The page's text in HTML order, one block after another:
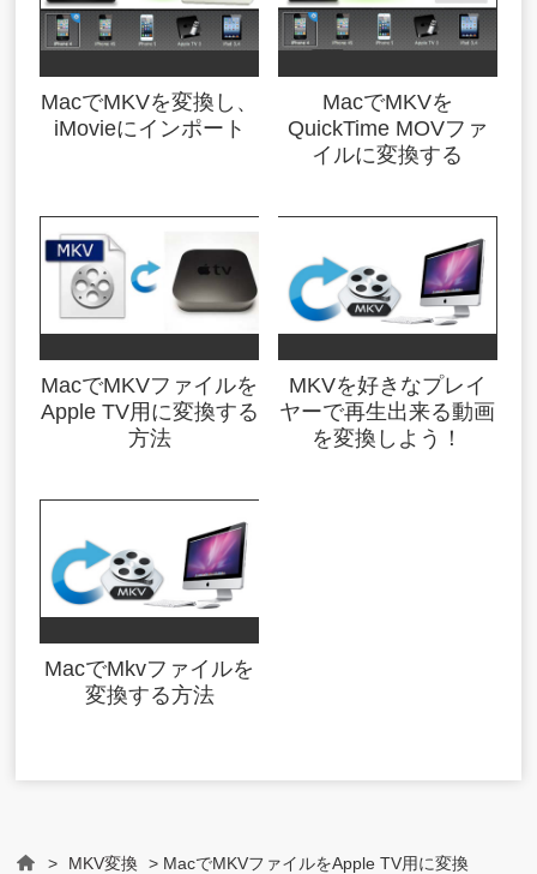
MacでMKVを変換し、
iMovieにインポート
MacでMKVを
QuickTime MOVファ
イルに変換する
MacでMKVファイルを
Apple TV用に変換する
方法
MKVを好きなプレイ
ヤーで再生出来る動画
を変換しよう！
MacでMkvファイルを
変換する方法
> MKV変換 > MacでMKVファイルをApple TV用に変換